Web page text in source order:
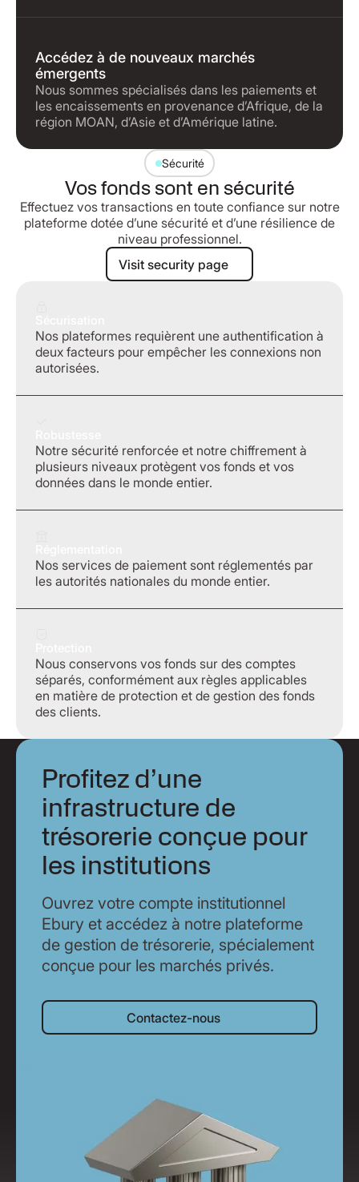
Accédez à de nouveaux marchés
émergents
Nous sommes spécialisés dans les paiements et
les encaissements en provenance d’Afrique, de la
région MOAN, d’Asie et d’Amérique latine.
Sécurité
Vos fonds sont en sécurité
Effectuez vos transactions en toute confiance sur notre
plateforme dotée d’une sécurité et d’une résilience de
niveau professionnel.
Visit security page
Visit security page
Nos plateformes requièrent une authentification à
deux facteurs pour empêcher les connexions non
autorisées.
Notre sécurité renforcée et notre chiffrement à
plusieurs niveaux protègent vos fonds et vos
données dans le monde entier.
Nos services de paiement sont réglementés par
les autorités nationales du monde entier.
Nous conservons vos fonds sur des comptes
séparés, conformément aux règles applicables
en matière de protection et de gestion des fonds
des clients.
Profitez d’une
infrastructure de
trésorerie conçue pour
les institutions
Ouvrez votre compte institutionnel
Ebury et accédez à notre plateforme
de gestion de trésorerie, spécialement
conçue pour les marchés privés.
Contactez-nous
Contactez-nous